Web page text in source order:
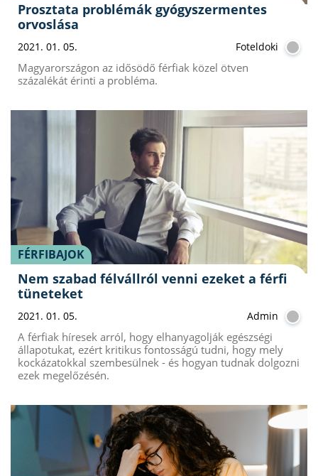
Prosztata problémák gyógyszermentes
orvoslása
2021. 01. 05. Foteldoki
Magyarországon az idősödő férfiak közel ötven
százalékát érinti a probléma.
FÉRFIBAJOK
Nem szabad félvállról venni ezeket a férfi
tüneteket
2021. 01. 05. Admin
A férfiak híresek arról, hogy elhanyagolják egészségi
állapotukat, ezért kritikus fontosságú tudni, hogy mely
kockázatokkal szembesülnek - és hogyan tudnak dolgozni
ezek megelőzésén.